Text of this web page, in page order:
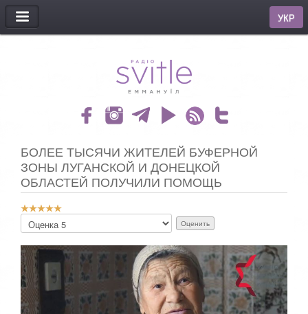
МЕНЮ
УКР
БОЛЕЕ ТЫСЯЧИ ЖИТЕЛЕЙ БУФЕРНОЙ
ЗОНЫ ЛУГАНСКОЙ И ДОНЕЦКОЙ
ОБЛАСТЕЙ ПОЛУЧИЛИ ПОМОЩЬ
Р
й
т
и
н
г
:
о
ж
а
л
у
й
с